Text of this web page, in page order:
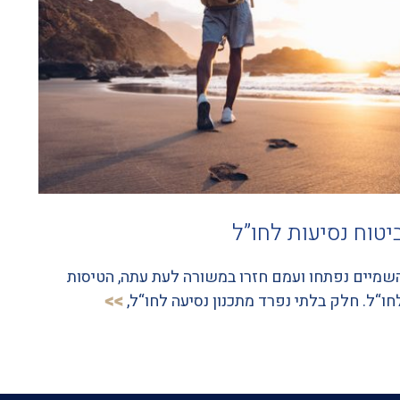
נסיעות לחו”ל
נפתחו ועמם חזרו במשורה לעת עתה, הטיסות
חלק בלתי נפרד מתכנון נסיעה לחו“ל,